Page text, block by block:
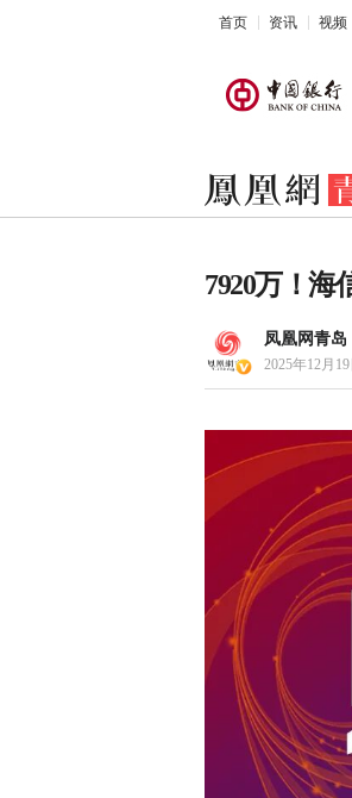
首页 资讯 视频
7920万！海
凤凰网青岛
2025年12月